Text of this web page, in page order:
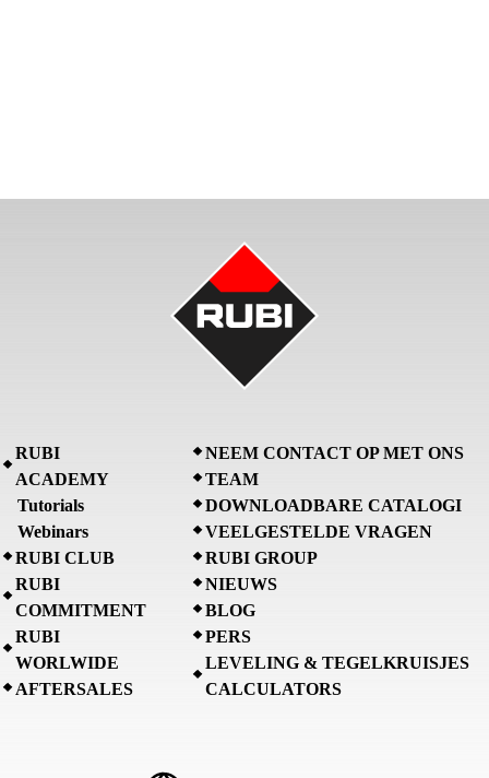
RUBI
ACADEMY
Tutorials
Webinars
RUBI CLUB
RUBI
COMMITMENT
RUBI
WORLWIDE
AFTERSALES
NEEM CONTACT OP MET ONS
TEAM
DOWNLOADBARE CATALOGI
VEELGESTELDE VRAGEN
RUBI GROUP
NIEUWS
BLOG
PERS
LEVELING & TEGELKRUISJES
CALCULATORS